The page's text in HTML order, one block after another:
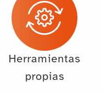
Herramientas
propias